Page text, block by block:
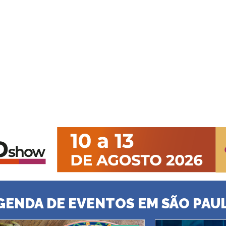
DE EVENTOS EM SÃO